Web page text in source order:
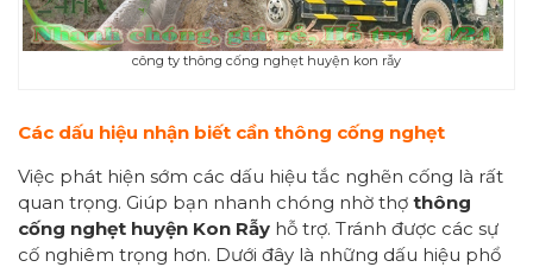
công ty thông cống nghẹt huyện kon rẫy
Các dấu hiệu nhận biết cần thông cống nghẹt
Việc phát hiện sớm các dấu hiệu tắc nghẽn cống là rất
quan trọng. Giúp bạn nhanh chóng nhờ thợ thông
cống nghẹt huyện Kon Rẫy hỗ trợ. Tránh được các sự
cố nghiêm trọng hơn. Dưới đây là những dấu hiệu phổ